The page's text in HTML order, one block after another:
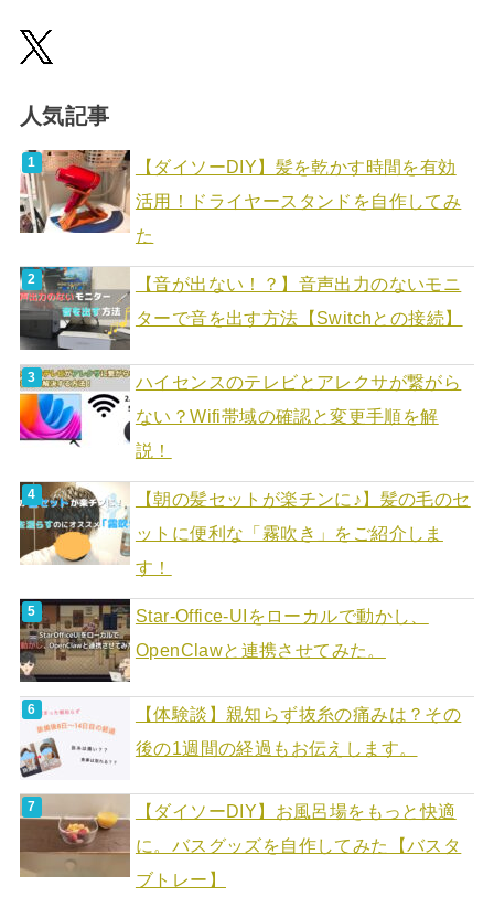
人気記事
【ダイソーDIY】髪を乾かす時間を有効
活用！ドライヤースタンドを自作してみ
た
【音が出ない！？】音声出力のないモニ
ターで音を出す方法【Switchとの接続】
ハイセンスのテレビとアレクサが繋がら
ない？Wifi帯域の確認と変更手順を解
説！
【朝の髪セットが楽チンに♪】髪の毛のセ
ットに便利な「霧吹き」をご紹介しま
す！
Star-Office-UIをローカルで動かし、
OpenClawと連携させてみた。
【体験談】親知らず抜糸の痛みは？その
後の1週間の経過もお伝えします。
【ダイソーDIY】お風呂場をもっと快適
に。バスグッズを自作してみた【バスタ
ブトレー】